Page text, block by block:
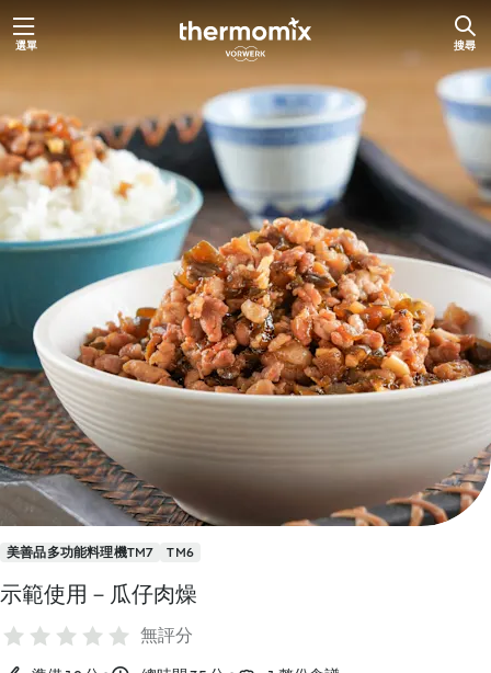
跳
內
容
選單 搜尋
美善品多功能料理機TM7 TM6
示範使用－瓜仔肉燥
無評分